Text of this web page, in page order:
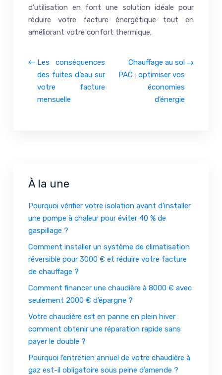
d’utilisation en font une solution idéale pour
réduire votre facture énergétique tout en
améliorant votre confort thermique.
Les conséquences
des fuites d’eau sur
votre facture
mensuelle
Chauffage au sol
PAC : optimiser vos
économies
d’énergie
À la une
Pourquoi vérifier votre isolation avant d’installer
une pompe à chaleur pour éviter 40 % de
gaspillage ?
Comment installer un système de climatisation
réversible pour 3000 € et réduire votre facture
de chauffage ?
Comment financer une chaudière à 8000 € avec
seulement 2000 € d’épargne ?
Votre chaudière est en panne en plein hiver :
comment obtenir une réparation rapide sans
payer le double ?
Pourquoi l’entretien annuel de votre chaudière à
gaz est-il obligatoire sous peine d’amende ?